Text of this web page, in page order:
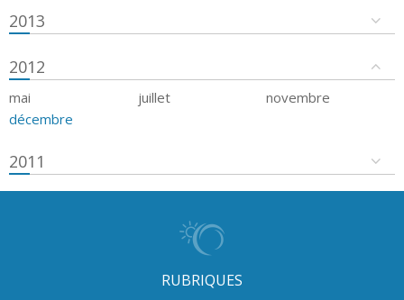
2013
2012
mai juillet
novembre
décembre
2011
RUBRIQUES